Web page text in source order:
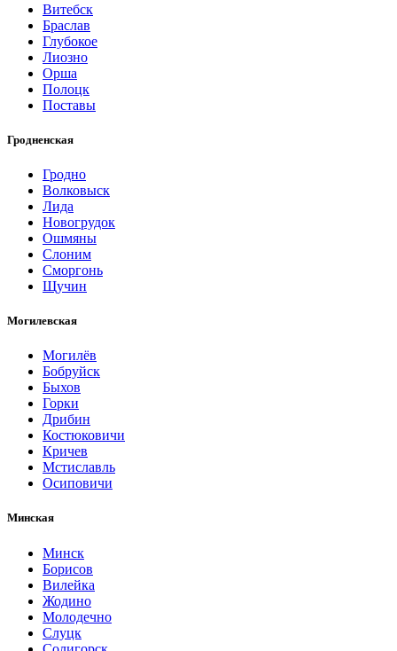
Витебск
Браслав
Глубокое
Лиозно
Орша
Полоцк
Поставы
Гродненская
Гродно
Волковыск
Лида
Новогрудок
Ошмяны
Слоним
Сморгонь
Щучин
Могилевская
Могилёв
Бобруйск
Быхов
Горки
Дрибин
Костюковичи
Кричев
Мстиславль
Осиповичи
Минская
Минск
Борисов
Вилейка
Жодино
Молодечно
Слуцк